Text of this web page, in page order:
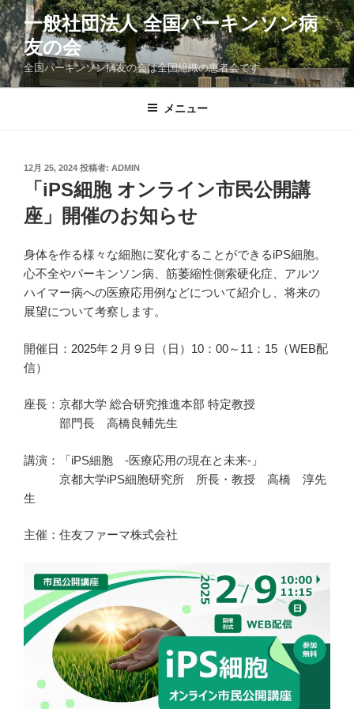
コ
ン
テ
ン
ツ
一般社団法人 全国パーキンソン病
友の会
全国パーキンソン病友の会は全国組織の患者会です
メニュー
投
12月 25, 2024 投稿者: ADMIN
「iPS細胞 オンライン市民公開講
座」開催のお知らせ
身体を作る様々な細胞に変化することができるiPS細胞。
心不全やパーキンソン病、筋萎縮性側索硬化症、アルツ
ハイマー病への医療応用例などについて紹介し、将来の
展望について考察します。
開催日：2025年２月９日（日）10：00～11：15（WEB配
信）
座長：京都大学 総合研究推進本部 特定教授
部門長 高橋良輔先生
講演：「iPS細胞 -医療応用の現在と未来-」
京都大学iPS細胞研究所 所長・教授 高橋 淳先
生
主催：住友ファーマ株式会社